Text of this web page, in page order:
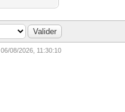
06/08/2026, 11:30:10